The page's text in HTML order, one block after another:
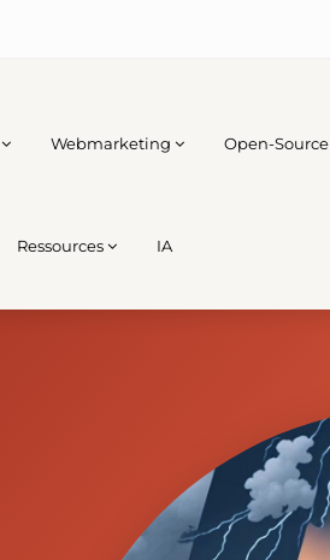
Webmarketing Open-Source
Ressources IA